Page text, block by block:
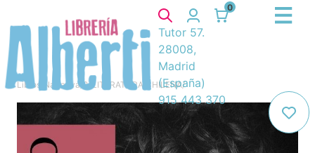
0
Tutor 57.
28008,
Madrid
(España)
915 443 370
Libros Narrativa/ 8. LITERATURA CHILENA/